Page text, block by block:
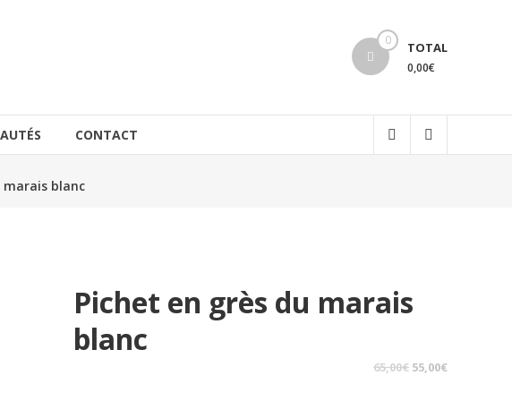
0 TOTAL
0,00€
CONTACT
marais blanc
Pichet en grès du marais
blanc
65,00€ Le
55,00€Le